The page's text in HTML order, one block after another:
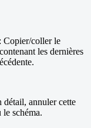
Copier/coller le
les dernières
annuler cette
schéma.